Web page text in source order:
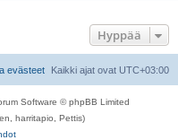
Hyppää
Kaikki ajat ovat UTC+03:00
evästeet
Software © phpBB Limited
harritapio, Pettis)